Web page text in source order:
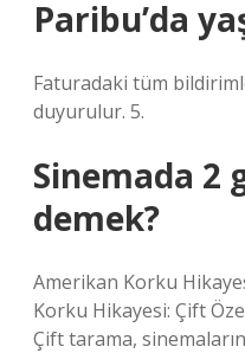
Paribu’da
Faturadaki tüm
duyurulur. 5.
Sinemada 2
demek?
Amerikan Korku
Korku Hikayesi: Çift
Çift tarama,